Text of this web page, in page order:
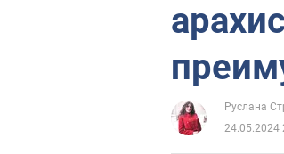
Руслана
24.05.2024